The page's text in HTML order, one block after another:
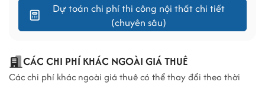
Dự toán chi phí thi công nội thất chi tiết
(chuyên sâu)
CÁC CHI PHÍ KHÁC NGOÀI GIÁ THUÊ
Các chi phí khác ngoài giá thuê có thể thay đổi theo thời